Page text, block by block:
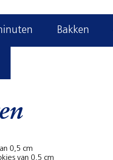
Bakken
0,5 cm
van 0,5 cm